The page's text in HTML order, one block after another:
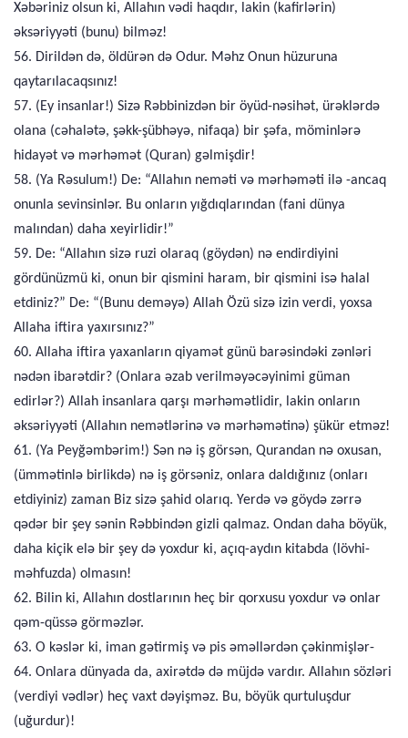
Xəbəriniz olsun ki, Allahın vədi haqdır, lakin (kafirlərin)
əksəriyyəti (bunu) bilməz!
56. Dirildən də, öldürən də Odur. Məhz Onun hüzuruna
qaytarılacaqsınız!
57. (Ey insanlar!) Sizə Rəbbinizdən bir öyüd-nəsihət, ürəklərdə
olana (cəhalətə, şəkk-şübhəyə, nifaqa) bir şəfa, möminlərə
hidayət və mərhəmət (Quran) gəlmişdir!
58. (Ya Rəsulum!) De: “Allahın neməti və mərhəməti ilə -ancaq
onunla sevinsinlər. Bu onların yığdıqlarından (fani dünya
malından) daha xeyirlidir!”
59. De: “Allahın sizə ruzi olaraq (göydən) nə endirdiyini
gördünüzmü ki, onun bir qismini haram, bir qismini isə halal
etdiniz?” De: “(Bunu deməyə) Allah Özü sizə izin verdi, yoxsa
Allaha iftira yaxırsınız?”
60. Allaha iftira yaxanların qiyamət günü barəsindəki zənləri
nədən ibarətdir? (Onlara əzab verilməyəcəyinimi güman
edirlər?) Allah insanlara qarşı mərhəmətlidir, lakin onların
əksəriyyəti (Allahın nemətlərinə və mərhəmətinə) şükür etməz!
61. (Ya Peyğəmbərim!) Sən nə iş görsən, Qurandan nə oxusan,
(ümmətinlə birlikdə) nə iş görsəniz, onlara daldığınız (onları
etdiyiniz) zaman Biz sizə şahid olarıq. Yerdə və göydə zərrə
qədər bir şey sənin Rəbbindən gizli qalmaz. Ondan daha böyük,
daha kiçik elə bir şey də yoxdur ki, açıq-aydın kitabda (lövhi-
məhfuzda) olmasın!
62. Bilin ki, Allahın dostlarının heç bir qorxusu yoxdur və onlar
qəm-qüssə görməzlər.
63. O kəslər ki, iman gətirmiş və pis əməllərdən çəkinmişlər-
64. Onlara dünyada da, axirətdə də müjdə vardır. Allahın sözləri
(verdiyi vədlər) heç vaxt dəyişməz. Bu, böyük qurtuluşdur
(uğurdur)!